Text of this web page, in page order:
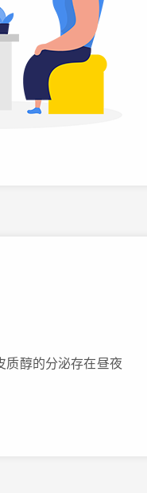
质醇的分泌存在昼夜